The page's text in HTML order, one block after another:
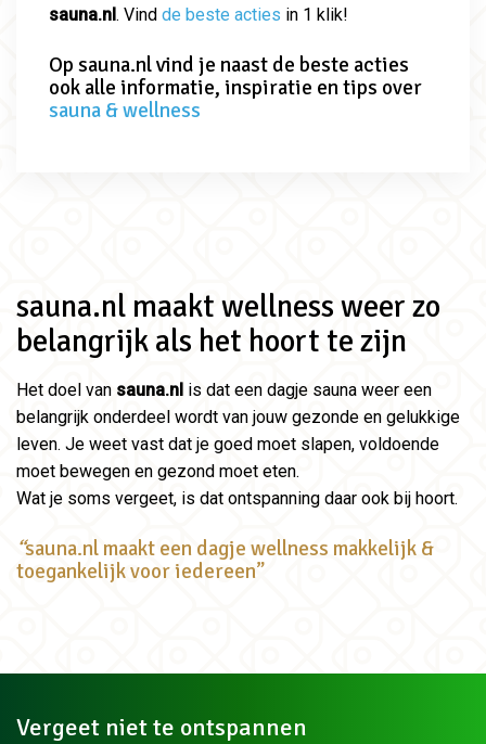
sauna.nl . Vind de beste acties in 1 klik!
Op sauna.nl vind je naast de beste acties
ook alle informatie, inspiratie en tips over
sauna & wellness
sauna.nl maakt wellness weer zo
belangrijk als het hoort te zijn
Het doel van sauna.nl is dat een dagje sauna weer een
belangrijk onderdeel wordt van jouw gezonde en gelukkige
leven. Je weet vast dat je goed moet slapen, voldoende
moet bewegen en gezond moet eten.
Wat je soms vergeet, is dat ontspanning daar ook bij hoort.
“sauna.nl maakt een dagje wellness makkelijk &
toegankelijk voor iedereen”
Vergeet niet te ontspannen